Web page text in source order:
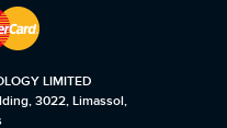
LIMITED
3022, Limassol,